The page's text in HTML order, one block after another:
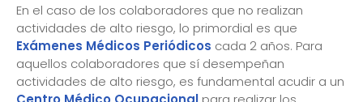
En el caso de los colaboradores que no realizan
actividades de alto riesgo, lo primordial es que
Exámenes Médicos Periódicos cada 2 años. Para
aquellos colaboradores que sí desempeñan
actividades de alto riesgo, es fundamental acudir a un